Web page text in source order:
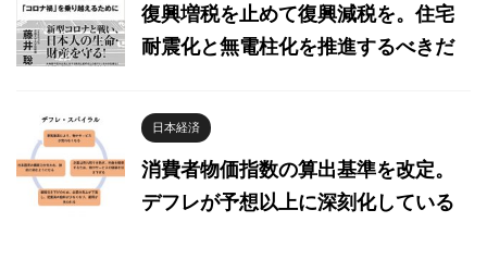
復興増税を止めて復興減税を。住宅
耐震化と無電柱化を推進するべきだ
日本経済
消費者物価指数の算出基準を改定。
デフレが予想以上に深刻化している